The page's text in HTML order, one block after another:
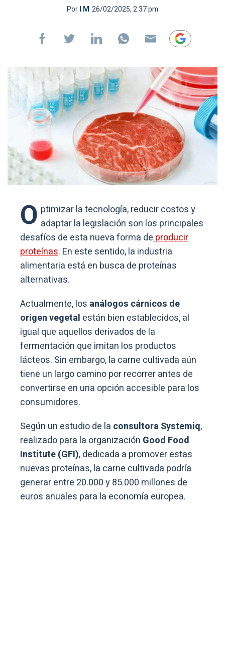
PorI M 26/02/2025, 2:37 pm
O ptimizar la tecnología, reducir costos y
adaptar la legislación son los principales
desafíos de esta nueva forma deproducir
proteínas. En este sentido, la industria
alimentaria está en busca de proteínas
alternativas.
Actualmente, los análogos cárnicos de
origen vegetal están bien establecidos, al
igual que aquellos derivados de la
fermentación que imitan los productos
lácteos. Sin embargo, la carne cultivada aún
tiene un largo camino por recorrer antes de
convertirse en una opción accesible para los
consumidores.
Según un estudio de la consultora Systemiq,
realizado para la organización Good Food
Institute (GFI), dedicada a promover estas
nuevas proteínas, la carne cultivada podría
generar entre 20.000 y 85.000 millones de
euros anuales para la economía europea.